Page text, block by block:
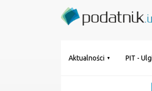
Aktualności PIT -